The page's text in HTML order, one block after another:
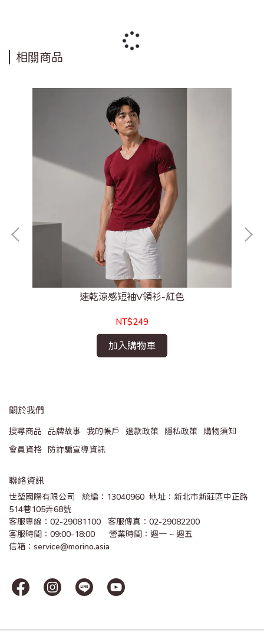
相關商品
速乾涼感短袖V領衫-紅色
NT$249
加入購物車
關於我們
搜尋商品 品牌故事 我的帳戶 退款政策 隱私政策
購物須知
會員資格
防詐騙宣導資訊
聯絡資訊
世堃國際有限公司   統編：13040960  地址：新北市新莊區中正路
514巷105弄68號
客服專線：02-29081100   客服傳真：02-29082200
客服時間：09:00-18:00      營業時間：週一 ~ 週五
信箱：service@morino.asia